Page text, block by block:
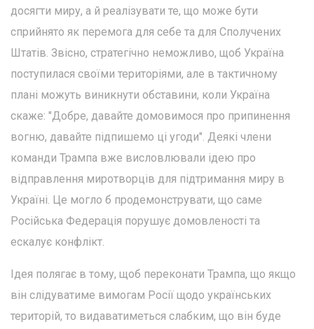
досягти миру, а й реалізувати те, що може бути
сприйнято як перемога для себе та для Сполучених
Штатів. Звісно, стратегічно неможливо, щоб Україна
поступилася своїми територіями, але в тактичному
плані можуть виникнути обставини, коли Україна
скаже: "Добре, давайте домовимося про припинення
вогню, давайте підпишемо ці угоди". Деякі члени
команди Трампа вже висловлювали ідею про
відправлення миротворців для підтримання миру в
Україні. Це могло б продемонструвати, що саме
Російська Федерація порушує домовленості та
ескалує конфлікт.
Ідея полягає в тому, щоб переконати Трампа, що якщо
він слідуватиме вимогам Росії щодо українських
територій, то видаватиметься слабким, що він буде